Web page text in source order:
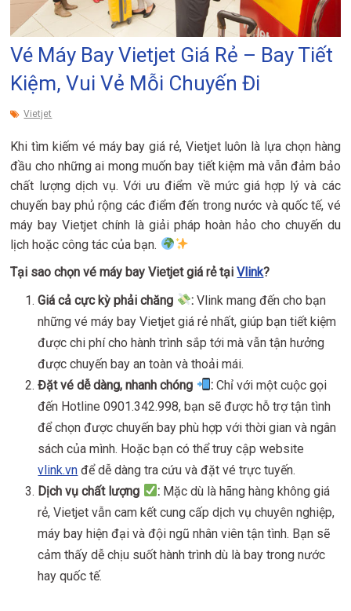
Vé Máy Bay Vietjet Giá Rẻ – Bay Tiết
Kiệm, Vui Vẻ Mỗi Chuyến Đi
Vietjet
Khi tìm kiếm vé máy bay giá rẻ, Vietjet luôn là lựa chọn hàng
đầu cho những ai mong muốn bay tiết kiệm mà vẫn đảm bảo
chất lượng dịch vụ. Với ưu điểm về mức giá hợp lý và các
chuyến bay phủ rộng các điểm đến trong nước và quốc tế, vé
máy bay Vietjet chính là giải pháp hoàn hảo cho chuyến du
lịch hoặc công tác của bạn.
Tại sao chọn vé máy bay Vietjet giá rẻ tạiVlink?
Giá cả cực kỳ phải chăng
:Vlink mang đến cho bạn
những vé máy bay Vietjet giá rẻ nhất, giúp bạn tiết kiệm
được chi phí cho hành trình sắp tới mà vẫn tận hưởng
được chuyến bay an toàn và thoải mái.
Đặt vé dễ dàng, nhanh chóng
:Chỉ với một cuộc gọi
đến Hotline 0901.342.998, bạn sẽ được hỗ trợ tận tình
để chọn được chuyến bay phù hợp với thời gian và ngân
sách của mình. Hoặc bạn có thể truy cập website
vlink.vn để dễ dàng tra cứu và đặt vé trực tuyến.
Dịch vụ chất lượng
:Mặc dù là hãng hàng không giá
rẻ, Vietjet vẫn cam kết cung cấp dịch vụ chuyên nghiệp,
máy bay hiện đại và đội ngũ nhân viên tận tình. Bạn sẽ
cảm thấy dễ chịu suốt hành trình dù là bay trong nước
hay quốc tế.